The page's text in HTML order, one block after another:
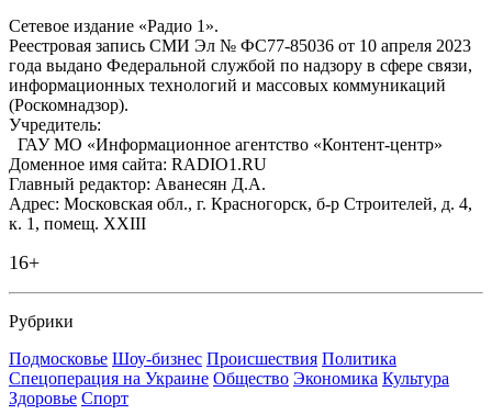
Сетевое издание «Радио 1».
Реестровая запись СМИ Эл № ФС77-85036 от 10 апреля 2023
года выдано Федеральной службой по надзору в сфере связи,
информационных технологий и массовых коммуникаций
(Роскомнадзор).
Учредитель:
ГАУ МО «Информационное агентство «Контент-центр»
Доменное имя сайта: RADIO1.RU
Главный редактор: Аванесян Д.А.
Адрес: Московская обл., г. Красногорск, б-р Строителей, д. 4,
к. 1, помещ. XXIII
16+
Рубрики
Подмосковье Шоу-бизнес Происшествия Политика
Спецоперация на Украине Общество Экономика Культура
Здоровье Спорт